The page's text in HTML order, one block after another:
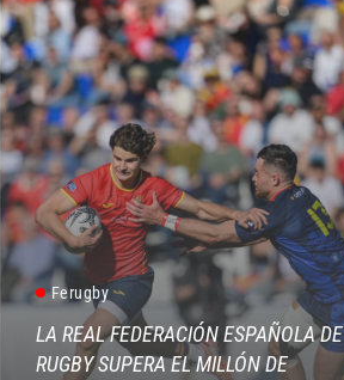
Ferugby
LA REAL FEDERACIÓN ESPAÑOLA DE
RUGBY SUPERA EL MILLÓN DE